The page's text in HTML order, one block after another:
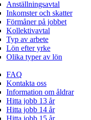
Anställningsavtal
Inkomster och skatter
Förmåner på jobbet
Kollektivavtal
Typ av arbete
Lön efter yrke
Olika typer av lön
FAQ
Kontakta oss
Information om åldrar
Hitta jobb 13 år
Hitta jobb 14 år
Hitta jobb 15 år